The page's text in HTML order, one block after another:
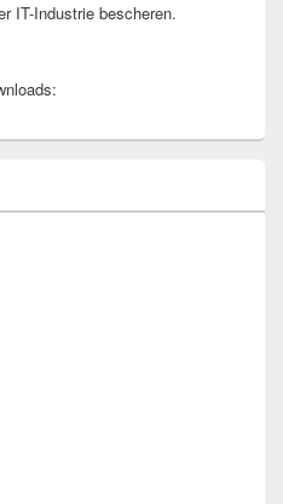
IT-Industrie bescheren.